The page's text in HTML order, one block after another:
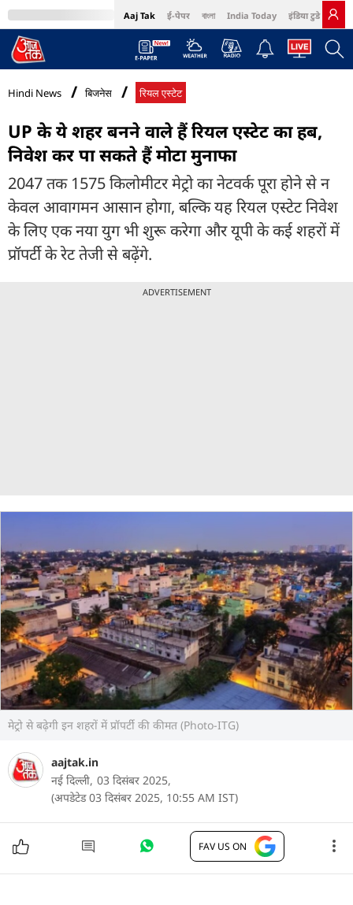
Aaj Tak ई-पेपर বাংলা India Today इंडिया टुडे हिंदी
MumbaiTak Cosmopolitan Harper's Bazaar Northeast
Hindi News बिजनेस रियल एस्टेट
UP के ये शहर बनने वाले हैं रियल एस्टेट का हब,
निवेश कर पा सकते हैं मोटा मुनाफा
2047 तक 1575 किलोमीटर मेट्रो का नेटवर्क पूरा होने से न
केवल आवागमन आसान होगा, बल्कि यह रियल एस्टेट निवेश
के लिए एक नया युग भी शुरू करेगा और यूपी के कई शहरों में
प्रॉपर्टी के रेट तेजी से बढ़ेंगे.
ADVERTISEMENT
मेट्रो से बढ़ेगी इन शहरों में प्रॉपर्टी की कीमत (Photo-ITG)
aajtak.in
नई दिल्ली, 03 दिसंबर 2025,
(अपडेटेड 03 दिसंबर 2025, 10:55 AM IST)
FAV US ON